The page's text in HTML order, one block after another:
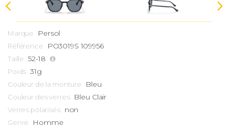
Marque Persol
Référence PO3019S 109956
Taille 52-18
Poids 31g
Couleur de la monture Bleu
Couleur des verres Bleu Clair
Verres polarisés non
Genre Homme